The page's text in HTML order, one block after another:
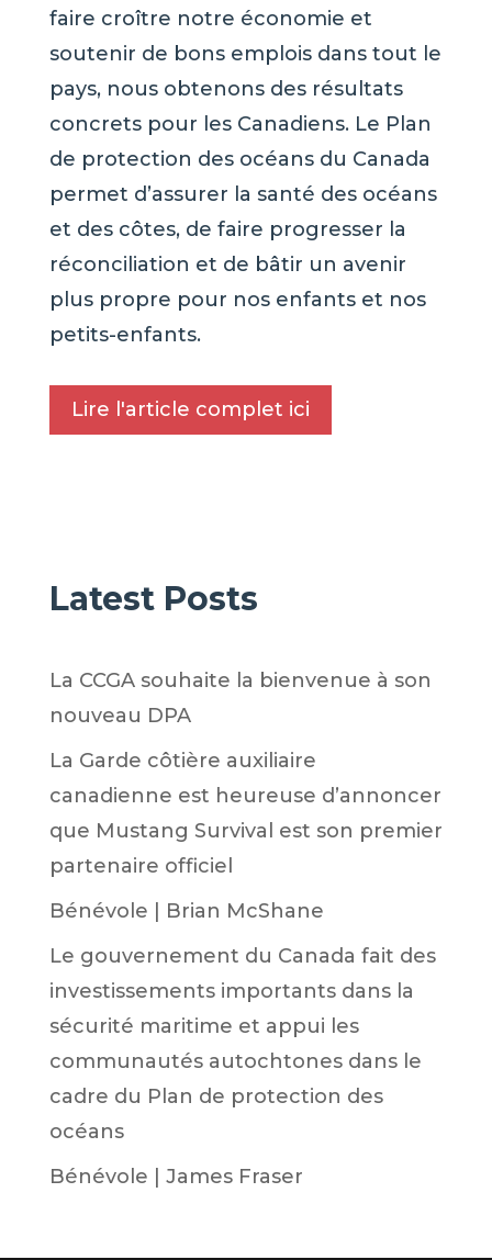
faire croître notre économie et
soutenir de bons emplois dans tout le
pays, nous obtenons des résultats
concrets pour les Canadiens. Le Plan
de protection des océans du Canada
permet d’assurer la santé des océans
et des côtes, de faire progresser la
réconciliation et de bâtir un avenir
plus propre pour nos enfants et nos
petits-enfants.
Lire l'article complet ici
Latest Posts
La CCGA souhaite la bienvenue à son
nouveau DPA
La Garde côtière auxiliaire
canadienne est heureuse d’annoncer
que Mustang Survival est son premier
partenaire officiel
Bénévole | Brian McShane
Le gouvernement du Canada fait des
investissements importants dans la
sécurité maritime et appui les
communautés autochtones dans le
cadre du Plan de protection des
océans
Bénévole | James Fraser